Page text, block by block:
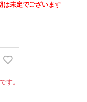
は未定でございます
す。